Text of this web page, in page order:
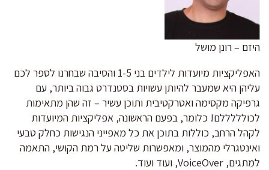
היזם – רונן מושל
האפליקציות מיועדות לילדים בני 1-5 והסיבה שבחרנו לספר לכם
עליהן היא שמעבר להיותן עשויות בסטנדרט גבוה ביותר, עם
גרפיקה מקסימה ואטרקטיבית ותוכן עשיר – זה שהן מתאימות
לכולללללם! כלומר, בפעם הראשונה, אפליקציות המיועדות
לקהל הרחב, כוללות בתוכן את כל מאפייני הנגישות כחלק טבעי
ואינטגרלי מהמוצר, ומאפשרות שליטה על רמת הקושי, התאמה
למתגים, VoiceOver, ועוד ועוד.